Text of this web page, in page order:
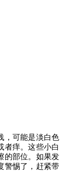
，可能是淡白色
者痒。这些小白
的部位。如果发
警惕了，赶紧带